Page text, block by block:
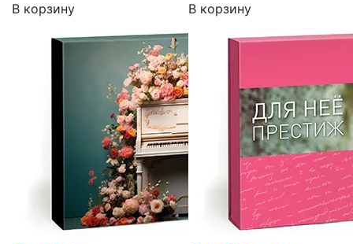
В корзину
В корзину